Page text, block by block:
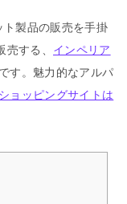
製品の販売を手掛
する、 インペリア
す。魅力的なアルパ
ショッピングサイトは